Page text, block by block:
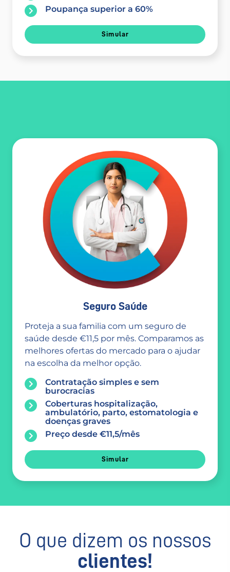
Poupança superior a 60%
Simular
Seguro Saúde
Proteja a sua familia com um seguro de
saúde desde €11,5 por mês. Comparamos as
melhores ofertas do mercado para o ajudar
na escolha da melhor opção.
Contratação simples e sem
burocracias
Coberturas hospitalização,
ambulatório, parto, estomatologia e
doenças graves
Preço desde €11,5/mês
Simular
O que dizem os nossos
clientes!